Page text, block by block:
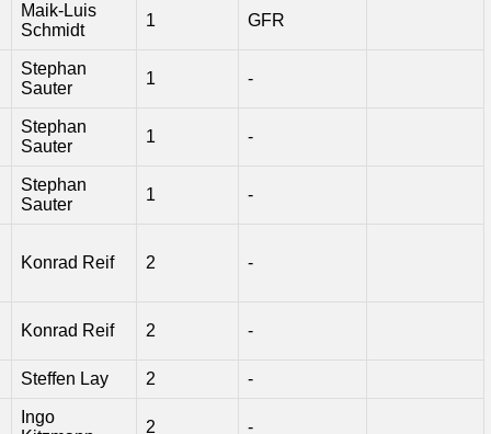
Maik-Luis
Schmidt
1 GFR
Stephan
Sauter
1 -
Stephan
Sauter
1 -
Stephan
Sauter
1 -
Konrad Reif 2 -
Konrad Reif 2 -
Steffen Lay 2 -
Ingo
2 -